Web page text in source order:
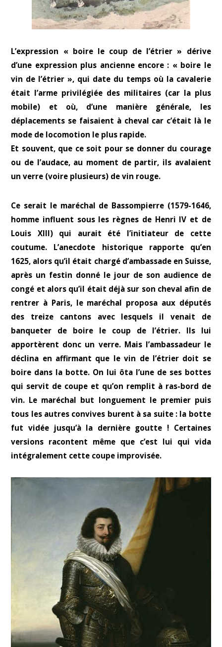
L’expression « boire le coup de l’étrier » dérive
d’une expression plus ancienne encore : « boire le
vin de l’étrier », qui date du temps où la cavalerie
était l’arme privilégiée des militaires (car la plus
mobile) et où, d’une manière générale, les
déplacements se faisaient à cheval car c’était là le
mode de locomotion le plus rapide.
Et souvent, que ce soit pour se donner du courage
ou de l’audace, au moment de partir, ils avalaient
un verre (voire plusieurs) de vin rouge.
Ce serait le maréchal de Bassompierre (1579-1646,
homme influent sous les règnes de Henri IV et de
Louis XIII) qui aurait été l’initiateur de cette
coutume. L’anecdote historique rapporte qu’en
1625, alors qu’il était chargé d’ambassade en Suisse,
après un festin donné le jour de son audience de
congé et alors qu’il était déjà sur son cheval afin de
rentrer à Paris, le maréchal proposa aux députés
des treize cantons avec lesquels il venait de
banqueter de boire le coup de l’étrier. Ils lui
apportèrent donc un verre. Mais l’ambassadeur le
déclina en affirmant que le vin de l’étrier doit se
boire dans la botte. On lui ôta l’une de ses bottes
qui servit de coupe et qu’on remplit à ras-bord de
vin. Le maréchal but longuement le premier puis
tous les autres convives burent à sa suite : la botte
fut vidée jusqu’à la dernière goutte ! Certaines
versions racontent même que c’est lui qui vida
intégralement cette coupe improvisée.